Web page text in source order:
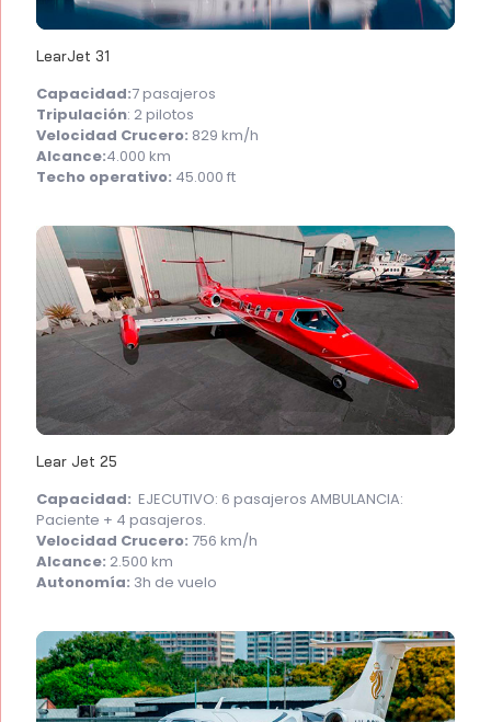
LearJet 31
Capacidad:7 pasajeros
Tripulación: 2 pilotos
Velocidad Crucero: 829 km/h
Alcance:4.000 km
Techo operativo: 45.000 ft
Lear Jet 25
Capacidad: EJECUTIVO: 6 pasajeros AMBULANCIA:
Paciente + 4 pasajeros.
Velocidad Crucero: 756 km/h
Alcance: 2.500 km
Autonomía: 3h de vuelo